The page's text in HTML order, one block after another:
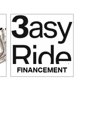
FINANCEMENT